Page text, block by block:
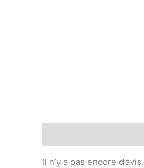
Il n’y a pas encore d’avis.